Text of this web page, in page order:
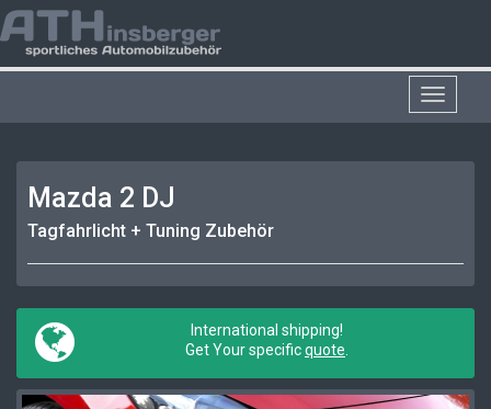
Toggle
Mazda 2 DJ
Tagfahrlicht + Tuning Zubehör
International shipping!
Get Your specificquote